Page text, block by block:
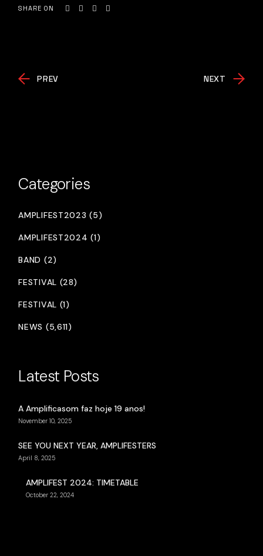
SHARE ON
PREV NEXT
Categories
AMPLIFEST2023 (5)
AMPLIFEST2024 (1)
BAND (2)
FESTIVAL (28)
FESTIVAL (1)
NEWS (5,611)
Latest Posts
A Amplificasom faz hoje 19 anos!
November 10, 2025
SEE YOU NEXT YEAR, AMPLIFESTERS
April 8, 2025
AMPLIFEST 2024: TIMETABLE
October 22, 2024